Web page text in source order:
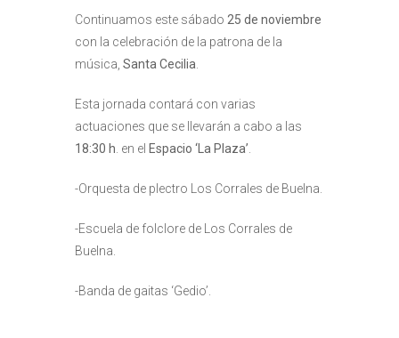
Continuamos este sábado 25 de noviembre
con la celebración de la patrona de la
música, Santa Cecilia
Esta jornada contará con varias
actuaciones que se llevarán a cabo a las
18:30 h . en el Espacio ‘La Plaza’
-Orquesta de plectro Los Corrales de Buelna.
-Escuela de folclore de Los Corrales de
Buelna.
-Banda de gaitas ‘Gedio’.